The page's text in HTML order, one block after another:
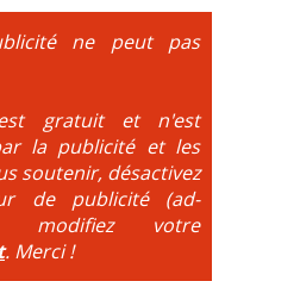
se passe sur le vélo.
via navette ou remontée
de la descente est indiquée
s'agit de bikeparks. Vélo
du corps obligatoires.
ne peut pas
est gratuit et n'est
la publicité et les
soutenir, désactivez
de publicité (ad-
modifiez votre
. Merci !